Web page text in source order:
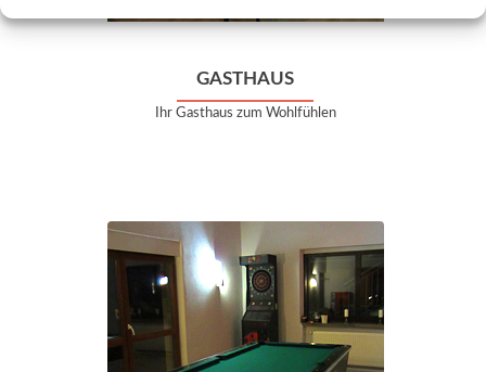
GASTHAUS
Ihr Gasthaus zum Wohlfühlen